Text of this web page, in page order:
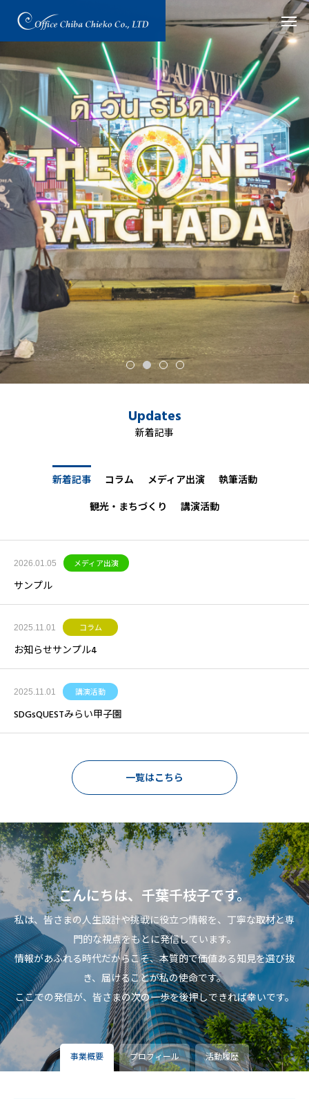
Updates
新着記事
新着記事 コラム メディア出演
執筆活動
観光・まちづくり
講演活動
2026.01.05 メディア出演
サンプル
2025.11.01 コラム
お知らせサンプル4
2025.11.01 講演活動
SDGsQUESTみらい甲子園
一覧はこちら
こんにちは、千葉千枝子です。
私は、皆さまの人生設計や挑戦に役立つ情報を、丁寧な取材と専
門的な視点をもとに発信しています。
情報があふれる時代だからこそ、本質的で価値ある知見を選び抜
き、届けることが私の使命です。
ここでの発信が、皆さまの次の一歩を後押しできれば幸いです。
事業概要 プロフィール 活動履歴